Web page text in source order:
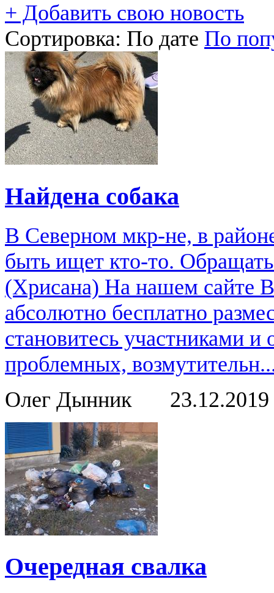
+ Добавить свою новость
Сортировка: По дате По
Найдена собака
В Северном мкр-не, в
быть ищет кто-то.
(Хрисана) На нашем сайте
абсолютно бесплатно
становитесь участниками
проблемных,
Олег Дынник
23.12.2019
Очередная свалка